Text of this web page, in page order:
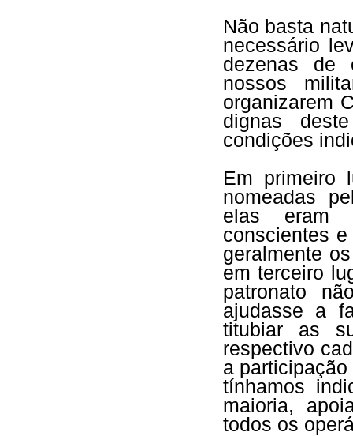
Não basta
necessário
dezenas de
nossos
organizarem
dignas
condições
Em primeiro
nomeadas
elas eram
conscientes
geralmente
em terceiro
patronato
ajudasse a
titubiar as
respectivo
a
tínhamos
maioria,
todos os